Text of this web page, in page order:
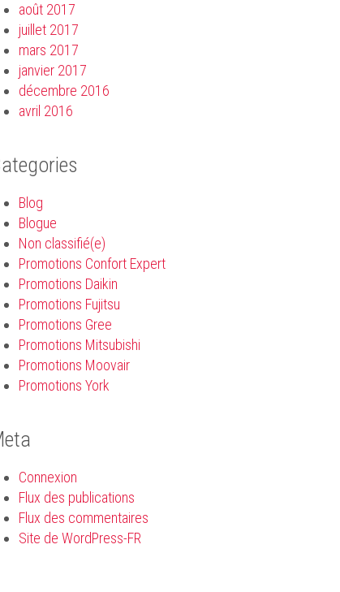
août 2017
juillet 2017
mars 2017
janvier 2017
décembre 2016
avril 2016
Blog
Blogue
Non classifié(e)
Promotions Confort Expert
Promotions Daikin
Promotions Fujitsu
Promotions Gree
Promotions Mitsubishi
Promotions Moovair
Promotions York
Connexion
Flux des publications
Flux des commentaires
Site de WordPress-FR